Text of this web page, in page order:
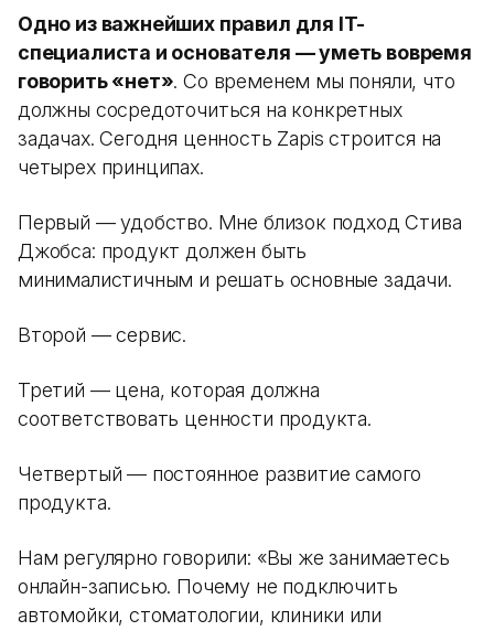
Одно из важнейших правил для IT-
специалиста и основателя — уметь вовремя
говорить «нет». Со временем мы поняли, что
должны сосредоточиться на конкретных
задачах. Сегодня ценность Zapis строится на
четырех принципах.
Первый — удобство. Мне близок подход Стива
Джобса: продукт должен быть
минималистичным и решать основные задачи.
Второй — сервис.
Третий — цена, которая должна
соответствовать ценности продукта.
Четвертый — постоянное развитие самого
продукта.
Нам регулярно говорили: «Вы же занимаетесь
онлайн-записью. Почему не подключить
автомойки, стоматологии, клиники или